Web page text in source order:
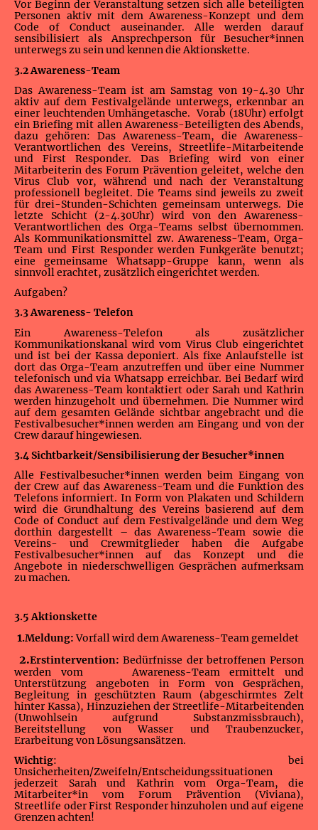
Vor Beginn der Veranstaltung setzen sich alle beteiligten
Personen aktiv mit dem Awareness-Konzept und dem
Code of Conduct auseinander. Alle werden darauf
sensibilisiert als Ansprechperson für Besucher*innen
unterwegs zu sein und kennen die Aktionskette.
3.2 Awareness-Team
Das Awareness-Team ist am Samstag von 19-4.30 Uhr
aktiv auf dem Festivalgelände unterwegs, erkennbar an
einer leuchtenden Umhängetasche. Vorab (18Uhr) erfolgt
ein Briefing mit allen Awareness-Beteiligten des Abends,
dazu gehören: Das Awareness-Team, die Awareness-
Verantwortlichen des Vereins, Streetlife-Mitarbeitende
und First Responder. Das Briefing wird von einer
Mitarbeiterin des Forum Prävention geleitet, welche den
Virus Club vor, während und nach der Veranstaltung
professionell begleitet. Die Teams sind jeweils zu zweit
für drei-Stunden-Schichten gemeinsam unterwegs. Die
letzte Schicht (2-4.30Uhr) wird von den Awareness-
Verantwortlichen des Orga-Teams selbst übernommen.
Als Kommunikationsmittel zw. Awareness-Team, Orga-
Team und First Responder werden Funkgeräte benutzt;
eine gemeinsame Whatsapp-Gruppe kann, wenn als
sinnvoll erachtet, zusätzlich eingerichtet werden.
Aufgaben?
3.3 Awareness- Telefon
Ein Awareness-Telefon als zusätzlicher
Kommunikationskanal wird vom Virus Club eingerichtet
und ist bei der Kassa deponiert. Als fixe Anlaufstelle ist
dort das Orga-Team anzutreffen und über eine Nummer
telefonisch und via Whatsapp erreichbar. Bei Bedarf wird
das Awareness-Team kontaktiert oder Sarah und Kathrin
werden hinzugeholt und übernehmen. Die Nummer wird
auf dem gesamten Gelände sichtbar angebracht und die
Festivalbesucher*innen werden am Eingang und von der
Crew darauf hingewiesen.
3.4 Sichtbarkeit/Sensibilisierung der Besucher*innen
Alle Festivalbesucher*innen werden beim Eingang von
der Crew auf das Awareness-Team und die Funktion des
Telefons informiert. In Form von Plakaten und Schildern
wird die Grundhaltung des Vereins basierend auf dem
Code of Conduct auf dem Festivalgelände und dem Weg
dorthin dargestellt – das Awareness-Team sowie die
Vereins- und Crewmitglieder haben die Aufgabe
Festivalbesucher*innen auf das Konzept und die
Angebote in niederschwelligen Gesprächen aufmerksam
zu machen.
3.5 Aktionskette
1.Meldung:Vorfall wird dem Awareness-Team gemeldet
2.Erstintervention:Bedürfnisse der betroffenen Person
werden vom Awareness-Team ermittelt und
Unterstützung angeboten in Form von Gesprächen,
Begleitung in geschützten Raum (abgeschirmtes Zelt
hinter Kassa), Hinzuziehen der Streetlife-Mitarbeitenden
(Unwohlsein aufgrund Substanzmissbrauch),
Bereitstellung von Wasser und Traubenzucker,
Erarbeitung von Lösungsansätzen.
Wichtig: bei
Unsicherheiten/Zweifeln/Entscheidungssituationen
jederzeit Sarah und Kathrin vom Orga-Team, die
Mitarbeiter*in vom Forum Prävention (Viviana),
Streetlife oder First Responder hinzuholen und auf eigene
Grenzen achten!